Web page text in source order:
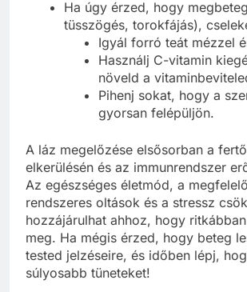
Ha úgy érzed, hogy
tüsszögés, torokfájás),
Igyál forró teát mézzel
Használj C-vitamin
növeld a
Pihenj sokat, hogy a
gyorsan felépüljön.
A láz megelőzése elsősorban a
elkerülésén és az immunrendszer
Az egészséges életmód, a
rendszeres oltások és a stressz
hozzájárulhat ahhoz, hogy
meg. Ha mégis érzed, hogy beteg
tested jelzéseire, és időben lépj,
súlyosabb tüneteket!